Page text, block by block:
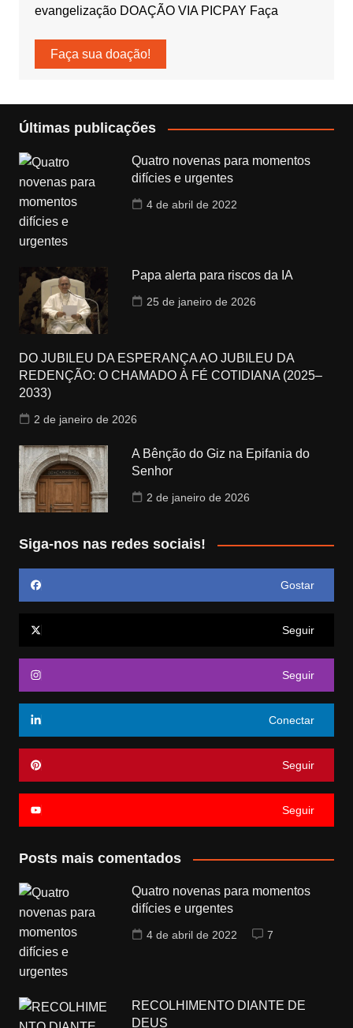
evangelização DOAÇÃO VIA PICPAY Faça
Faça sua doação!
Últimas publicações
Quatro novenas para momentos
difícies e urgentes
4 de abril de 2022
Papa alerta para riscos da IA
25 de janeiro de 2026
DO JUBILEU DA ESPERANÇA AO JUBILEU DA
REDENÇÃO: O CHAMADO À FÉ COTIDIANA (2025–
2033)
2 de janeiro de 2026
A Bênção do Giz na Epifania do
Senhor
2 de janeiro de 2026
Siga-nos nas redes sociais!
Gostar
Seguir
Seguir
Conectar
Seguir
Seguir
Posts mais comentados
Quatro novenas para momentos
difícies e urgentes
4 de abril de 2022 7
RECOLHIMENTO DIANTE DE
DEUS